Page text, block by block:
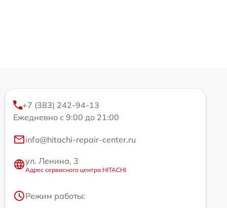
+7 (383) 242-94-13
Ежедневно с 9:00 до 21:00
info@hitachi-repair-center.ru
ул. Ленина, 3
Адрес сервисного центра HITACHI
Режим работы: